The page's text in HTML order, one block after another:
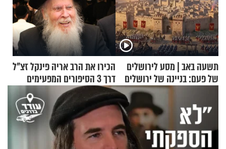
תשעה באב | מסע לירושלים
של פעם: בניינה של ירושלים
הכירו את הרב אריה פינקל זצ"ל
דרך 3 הסיפורים המפעימים
האלה